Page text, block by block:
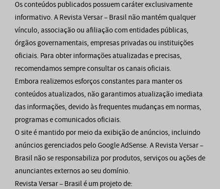
Os conteúdos publicados possuem caráter exclusivamente
informativo. A Revista Versar – Brasil não mantém qualquer
vínculo, associação ou afiliação com entidades públicas,
órgãos governamentais, empresas privadas ou instituições
oficiais. Para obter informações atualizadas e precisas,
recomendamos sempre consultar os canais oficiais.
Embora realizemos esforços constantes para manter os
conteúdos atualizados, não garantimos atualização imediata
das informações, devido às frequentes mudanças em normas,
programas e comunicados oficiais.
O site é mantido por meio da exibição de anúncios, incluindo
anúncios gerenciados pelo Google AdSense. A Revista Versar –
Brasil não se responsabiliza por produtos, serviços ou ações de
anunciantes externos ao seu domínio.
Revista Versar – Brasil é um projeto de: